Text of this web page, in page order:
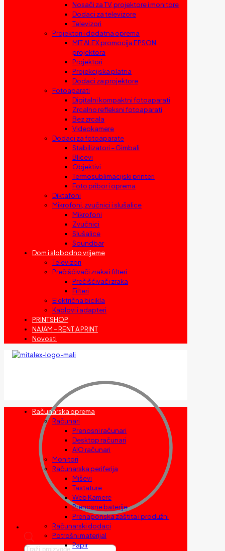
Nosači za TV, projektore i monitore
Dodaci za televizore
Televizori
Projektori i dodatna oprema
MIT ALEX promocija EPSON
projektora
Projektori
Projekcijska platna
Dodaci za projektore
Fotoaparati
Digitalni kompaktni fotoaparati
Zrcalno refleksni fotoaparati
Bez zrcala
Videokamere
Dodaci za fotoaparate
Stabilizatori – Gimbali
Blicevi
Objektivi
Termosublimacijski printeri
Foto pribor i oprema
Diktafoni
Mikrofoni, zvučnici i slušalice
Mikrofoni
Zvučnici
Slušalice
Soundbar
Dom i slobodno vrijeme
Televizori
Prečišćivači zraka i filteri
Prečišćivači zraka
Filteri
Električna bicikla
Kablovi i adapteri
PRINTSHOP
NAJAM – RENT A PRINT
Novosti
Products
Računarska oprema
Računari
Prenosni računari
Desktop računari
AIO računari
Monitori
Računarska periferija
Miševi
Tastature
Web Kamere
Prenosne baterije
Prenaponska zaštita i produžni
Računarski dodaci
Potrošni materijal
Papir